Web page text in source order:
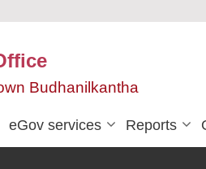
Budhanilkantha
eGov services Reports